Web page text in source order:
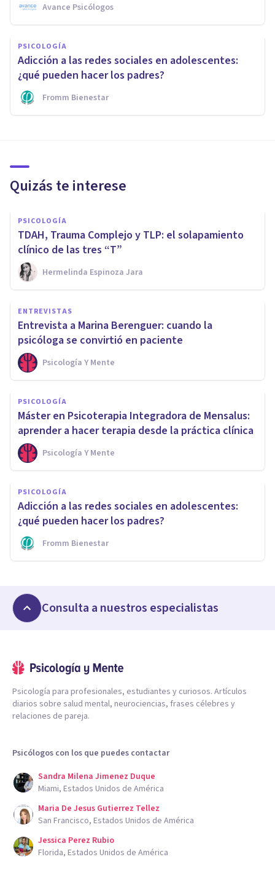
Avance Psicólogos
PSICOLOGÍA
Adicción a las redes sociales en adolescentes:
¿qué pueden hacer los padres?
Fromm Bienestar
Quizás te interese
PSICOLOGÍA
TDAH, Trauma Complejo y TLP: el solapamiento
clínico de las tres “T”
Hermelinda Espinoza Jara
ENTREVISTAS
Entrevista a Marina Berenguer: cuando la
psicóloga se convirtió en paciente
Psicología Y Mente
PSICOLOGÍA
Máster en Psicoterapia Integradora de Mensalus:
aprender a hacer terapia desde la práctica clínica
Psicología Y Mente
PSICOLOGÍA
Adicción a las redes sociales en adolescentes:
¿qué pueden hacer los padres?
Fromm Bienestar
Consulta a nuestros especialistas
Psicología para profesionales, estudiantes y curiosos. Artículos
diarios sobre salud mental, neurociencias, frases célebres y
relaciones de pareja.
Psicólogos con los que puedes contactar
Sandra Milena Jimenez Duque
Miami, Estados Unidos de América
Maria De Jesus Gutierrez Tellez
San Francisco, Estados Unidos de América
Jessica Perez Rubio
Florida, Estados Unidos de América